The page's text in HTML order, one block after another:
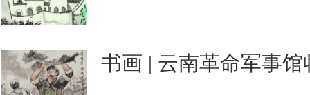
书画 | 云南革命军事